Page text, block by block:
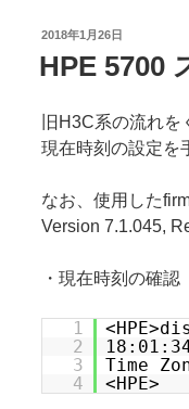
投
日:
2018年1月26日
HPE 5700
旧H3C系の流れを
現在時刻の設定を
なお、使用した
Version 7.1.045,
・現在時刻の確認
1
2
3
Time
4
<HPE>